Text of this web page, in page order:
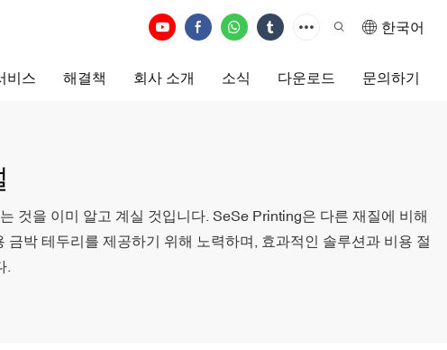
한국어
비스 해결책 회사 소개 소식 다운로드 문의하기
것을 이미 알고 계실 것입니다. SeSe Printing은 다른 재질에 비해
박 테두리를 제공하기 위해 노력하며, 효과적인 솔루션과 비용 절
.